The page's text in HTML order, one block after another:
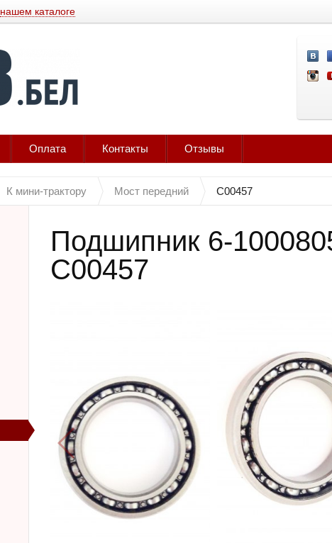
нашем каталоге
Оплата Контакты Отзывы
К мини-трактору Мост передний С00457
Подшипник 6-
С00457